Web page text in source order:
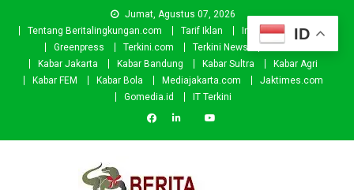
Jumat, Agustus 07, 2026
Tentang Beritalingkungan.com
Tarif Iklan Investor
Donasi
Greenpress
Terkini.com Terkini News
Kabar.id
Kabar Jakarta
Kabar Bandung Kabar Sultra
Kabar Agri
Kabar FEM
Kabar Bola Mediajakarta.com
Jaktimes.com
Gomedia.id
IT Terkini
ID